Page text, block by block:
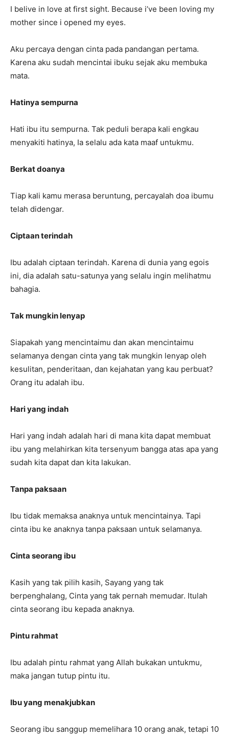
I belive in love at first sight. Because i’ve been loving my
mother since i opened my eyes.
Aku percaya dengan cinta pada pandangan pertama.
Karena aku sudah mencintai ibuku sejak aku membuka
mata.
Hatinya sempurna
Hati ibu itu sempurna. Tak peduli berapa kali engkau
menyakiti hatinya, Ia selalu ada kata maaf untukmu.
Berkat doanya
Tiap kali kamu merasa beruntung, percayalah doa ibumu
telah didengar.
Ciptaan terindah
Ibu adalah ciptaan terindah. Karena di dunia yang egois
ini, dia adalah satu-satunya yang selalu ingin melihatmu
bahagia.
Tak mungkin lenyap
Siapakah yang mencintaimu dan akan mencintaimu
selamanya dengan cinta yang tak mungkin lenyap oleh
kesulitan, penderitaan, dan kejahatan yang kau perbuat?
Orang itu adalah ibu.
Hari yang indah
Hari yang indah adalah hari di mana kita dapat membuat
ibu yang melahirkan kita tersenyum bangga atas apa yang
sudah kita dapat dan kita lakukan.
Tanpa paksaan
Ibu tidak memaksa anaknya untuk mencintainya. Tapi
cinta ibu ke anaknya tanpa paksaan untuk selamanya.
Cinta seorang ibu
Kasih yang tak pilih kasih, Sayang yang tak
berpenghalang, Cinta yang tak pernah memudar. Itulah
cinta seorang ibu kepada anaknya.
Pintu rahmat
Ibu adalah pintu rahmat yang Allah bukakan untukmu,
maka jangan tutup pintu itu.
Ibu yang menakjubkan
Seorang ibu sanggup memelihara 10 orang anak, tetapi 10